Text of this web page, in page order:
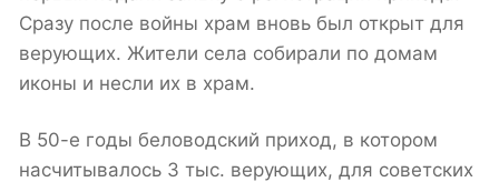
Сразу после войны храм вновь был открыт для
верующих. Жители села собирали по домам
иконы и несли их в храм.
В 50-е годы беловодский приход, в котором
насчитывалось 3 тыс. верующих, для советских